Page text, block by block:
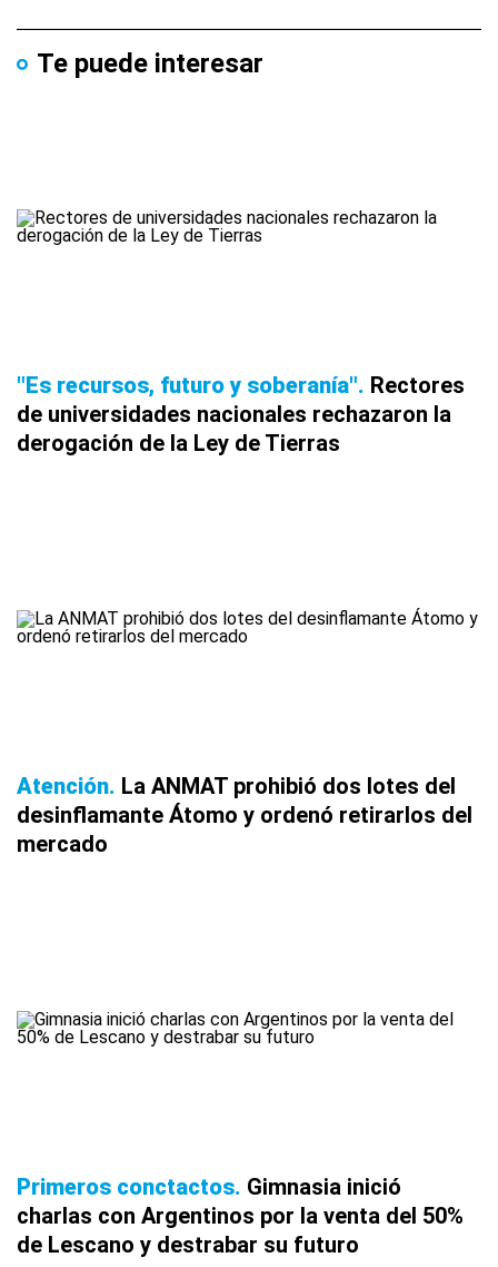
Te puede interesar
"Es recursos, futuro y soberanía" Rectores
de universidades nacionales rechazaron la
derogación de la Ley de Tierras
Atención La ANMAT prohibió dos lotes del
desinflamante Átomo y ordenó retirarlos del
mercado
Primeros conctactos Gimnasia inició
charlas con Argentinos por la venta del 50%
de Lescano y destrabar su futuro